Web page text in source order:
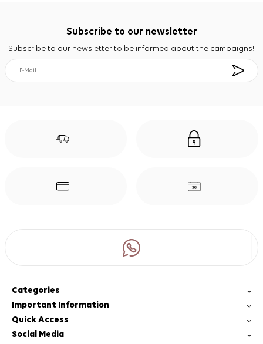
Subscribe to our newsletter
Subscribe to our newsletter to be informed about the campaigns!
Categories
Important Information
Quick Access
Social Media